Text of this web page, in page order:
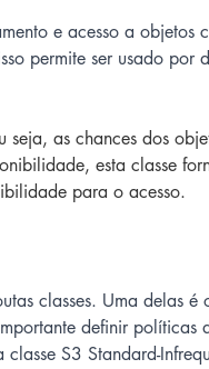
e acesso a objetos
permite ser usado por
as chances dos
esta classe
para o acesso.
classes. Uma delas é
definir políticas
S3 Standard-